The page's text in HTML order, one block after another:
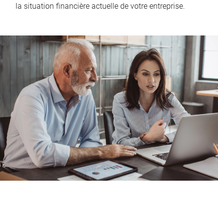
la situation financière actuelle de votre entreprise.